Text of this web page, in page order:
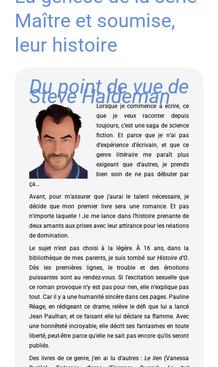
Maître et soumise,
leur histoire
Du point de vue de
Steve Haldeman
Lorsque je commence à écrire, ce
que je veux raconter depuis
toujours, c’est une saga de science
fiction. Et parce que je n’ai pas
d’expérience d’écrivain, et que ce
genre littéraire me paraît plus
exigeant que d’autres, je prends
bien soin de ne pas débuter par
ça…
Avant, pour m’assurer que j’aurai le talent nécessaire, je
décide que mon premier livre sera une romance. Et pas
n’importe laquelle ! Je me lance dans l’histoire prenante de
deux amants aux prises avec leur attirance pour les relations
de domination.
Le sujet n’est pas choisi à la légère. À 16 ans, dans la
bibliothèque de mes parents, je suis tombé sur Histoire d’O.
Dès les premières lignes, le trouble et des émotions
puissantes sont au rendez-vous. Si l’excitation sexuelle que
ce roman provoque n’y est pas pour rien, elle n’explique pas
tout. Car il y a une humanité sincère dans ces pages. Pauline
Réage, en rédigeant ce drame, relève le défi que lui a lancé
Jean Paulhan, et ce faisant elle lui déclare sa flamme. Avec
une honnêteté incroyable, elle décrit ses fantasmes en toute
liberté, peut-être parce qu’elle ne sait pas encore qu’ils seront
publiés.
Des livres de ce genre, j’en ai lu d’autres :Le lien (Vanessa